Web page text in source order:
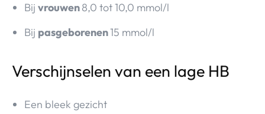
Bij vrouwen8,0 tot 10,0 mmol/l
Bij pasgeborenen15 mmol/l
Verschijnselen van een lage HB
Een bleek gezicht